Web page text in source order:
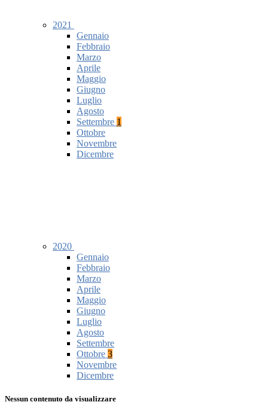
2021
Gennaio
Febbraio
Marzo
Aprile
Maggio
Giugno
Luglio
Agosto
Settembre 1
Ottobre
Novembre
Dicembre
2020
Gennaio
Febbraio
Marzo
Aprile
Maggio
Giugno
Luglio
Agosto
Settembre
Ottobre 3
Novembre
Dicembre
Nessun contenuto da visualizzare